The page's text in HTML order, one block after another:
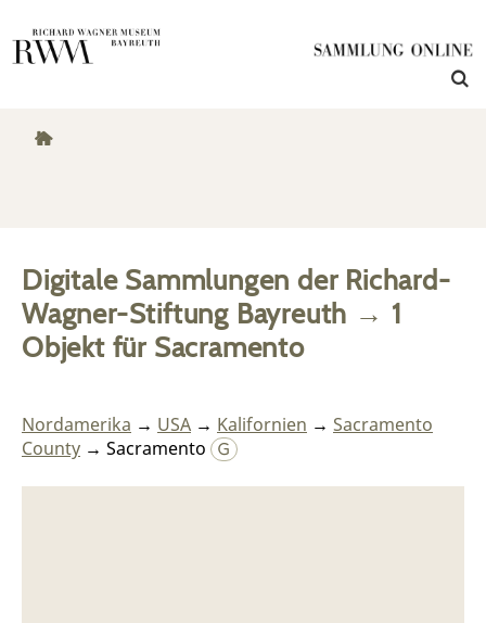
Digitale Sammlungen der Richard-
Wagner-Stiftung Bayreuth → 1
Objektfür Sacramento
Nordamerika → USA → Kalifornien → Sacramento
County → Sacramento